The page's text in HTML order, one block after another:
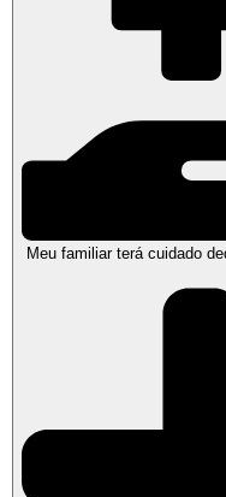
Meu familiar terá cuidado